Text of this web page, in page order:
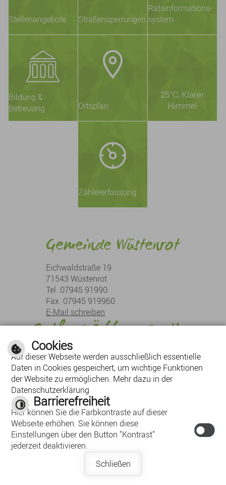
Stellenangebote Straßensperrungen
Ratsinformations-
system
Bildung &
Betreuung
Ortsplan
25°C, Klarer
Himmel
Zählererfassung
Gemeinde Wüstenrot
Eichwaldstraße 19
71543 Wüstenrot
Tel. 07945 91990
Fax. 07945 919960
E-Mail schreiben
Rathaus Öffnungszeiten
Montag:
08:30 Uhr - 12:00 Uhr
Dienstag:
08:30 Uhr - 12:00 Uhr, 13:30 Uhr - 18:00 Uhr
Mittwoch:
08:30 Uhr - 12:00 Uhr
Donnerstag:08:30 Uhr - 12:00 Uhr, 13:30 Uhr - 16:00 Uhr
Freitag:
08:30 Uhr - 12:00 Uhr
Inhalt Impressum
Cookies
Auf dieser Webseite werden ausschließlich essentielle
Daten in Cookies gespeichert, um wichtige Funktionen
der Website zu ermöglichen. Mehr dazu in der
Datenschutzerklärung
Barrierefreiheit
Hier können Sie die Farbkontraste auf dieser
Webseite erhöhen. Sie können diese
Einstellungen über den Button "Kontrast"
jederzeit deaktivieren.
Schließen